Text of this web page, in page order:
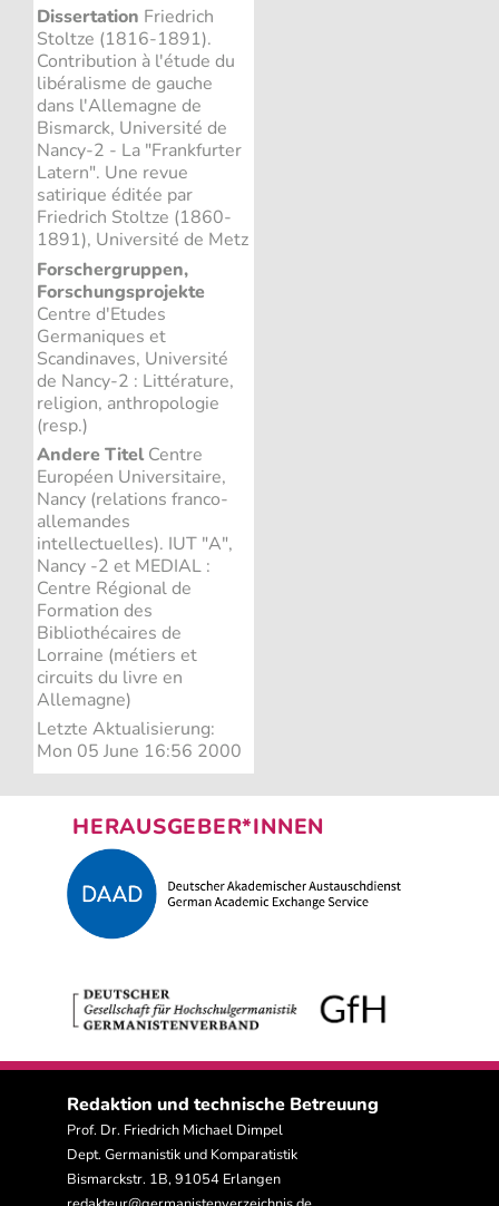
Dissertation Friedrich
Stoltze (1816-1891).
Contribution à l'étude du
libéralisme de gauche
dans l'Allemagne de
Bismarck, Université de
Nancy-2 - La "Frankfurter
Latern". Une revue
satirique éditée par
Friedrich Stoltze (1860-
1891), Université de Metz
Forschergruppen,
Forschungsprojekte
Centre d'Etudes
Germaniques et
Scandinaves, Université
de Nancy-2 : Littérature,
religion, anthropologie
(resp.)
Andere Titel Centre
Européen Universitaire,
Nancy (relations franco-
allemandes
intellectuelles). IUT "A",
Nancy -2 et MEDIAL :
Centre Régional de
Formation des
Bibliothécaires de
Lorraine (métiers et
circuits du livre en
Allemagne)
Letzte Aktualisierung:
Mon 05 June 16:56 2000
HERAUSGEBER*INNEN
Redaktion und technische Betreuung
Prof. Dr. Friedrich Michael Dimpel
Dept. Germanistik und Komparatistik
Bismarckstr. 1B, 91054 Erlangen